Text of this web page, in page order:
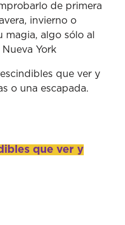
de primera
invierno o
magia, algo sólo al
York
que ver y
o una escapada.
que ver y